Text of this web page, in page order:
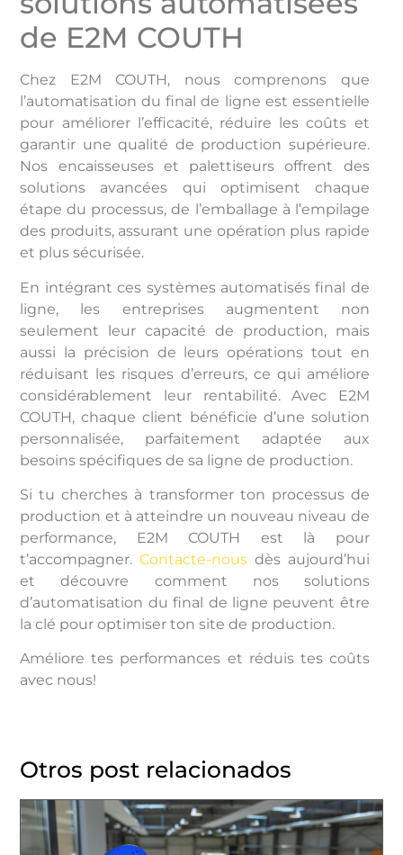
de E2M COUTH
Chez E2M COUTH, nous comprenons que
l’automatisation du final de ligne est essentielle
pour améliorer l’efficacité, réduire les coûts et
garantir une qualité de production supérieure.
Nos encaisseuses et palettiseurs offrent des
solutions avancées qui optimisent chaque
étape du processus, de l’emballage à l’empilage
des produits, assurant une opération plus rapide
et plus sécurisée.
En intégrant ces systèmes automatisés final de
ligne, les entreprises augmentent non
seulement leur capacité de production, mais
aussi la précision de leurs opérations tout en
réduisant les risques d’erreurs, ce qui améliore
considérablement leur rentabilité. Avec E2M
COUTH, chaque client bénéficie d’une solution
personnalisée, parfaitement adaptée aux
besoins spécifiques de sa ligne de production.
Si tu cherches à transformer ton processus de
production et à atteindre un nouveau niveau de
performance, E2M COUTH est là pour
t’accompagner. Contacte-nous dès aujourd’hui
et découvre comment nos solutions
d’automatisation du final de ligne peuvent être
la clé pour optimiser ton site de production.
Améliore tes performances et réduis tes coûts
avec nous!
Otros post relacionados